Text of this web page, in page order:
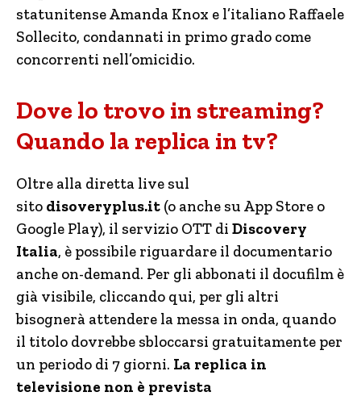
statunitense Amanda Knox e l’italiano Raffaele
Sollecito, condannati in primo grado come
concorrenti nell’omicidio.
Dove lo trovo in streaming?
Quando la replica in tv?
Oltre alla diretta live sul
sito disoveryplus.it (o anche su App Store o
Google Play), il servizio OTT di Discovery
Italia, è possibile riguardare il documentario
anche on-demand. Per gli abbonati il docufilm è
già visibile, cliccando qui, per gli altri
bisognerà attendere la messa in onda, quando
il titolo dovrebbe sbloccarsi gratuitamente per
un periodo di 7 giorni. La replica in
televisione non è prevista